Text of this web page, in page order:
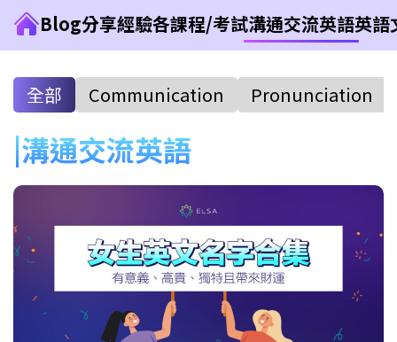
Blog分享經驗各課程/考試溝通交流英語英語
全部 Communication Pronunciation
溝通交流英語